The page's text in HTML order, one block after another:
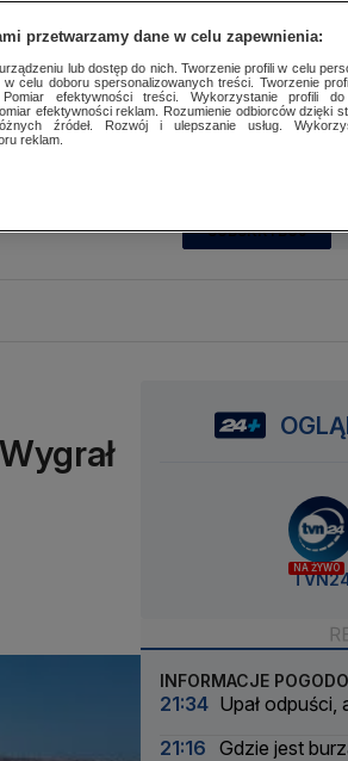
SUBSKRYBUJ
NA ŻYWO
INFORMACJE
21:34 Upał odpuści,
21:16 Gdzie jest
przetwarzamy dane w celu zapewnienia:
lub dostęp do nich. Tworzenie profili w celu
celu doboru spersonalizowanych treści. Tworzenie
Pomiar efektywności treści. Wykorzystanie profili
efektywności reklam. Rozumienie odbiorców dzięki
źródeł. Rozwój i ulepszanie usług.
reklam.